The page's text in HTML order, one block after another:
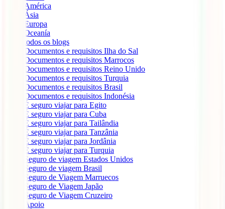
América
Ásia
Europa
Oceanía
todos os blogs
Documentos e requisitos Ilha do Sal
Documentos e requisitos Marrocos
Documentos e requisitos Reino Unido
Documentos e requisitos Turquia
Documentos e requisitos Brasil
Documentos e requisitos Indonésia
É seguro viajar para Egito
É seguro viajar para Cuba
É seguro viajar para Tailândia
É seguro viajar para Tanzânia
É seguro viajar para Jordânia
É seguro viajar para Turquia
Seguro de viagem Estados Unidos
Seguro de viagem Brasil
Seguro de Viagem Marruecos
Seguro de Viagem Japão
Seguro de Viagem Cruzeiro
Apoio